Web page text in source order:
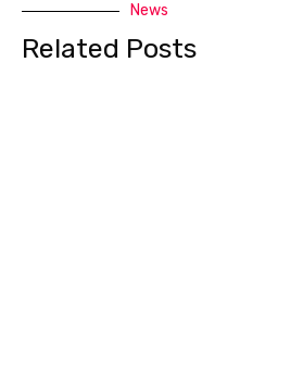
News
Related Posts